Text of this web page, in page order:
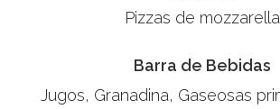
Pizzas de mozzarella
Barra de Bebidas
Jugos, Granadina, Gaseosas